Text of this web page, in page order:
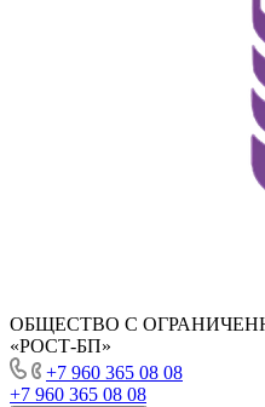
ОБЩЕСТВО С
«РОСТ-БП»
+7 960 365 08 08
+7 960 365 08 08